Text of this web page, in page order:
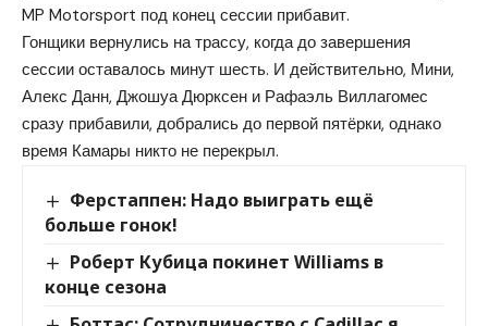
MP Motorsport под конец сессии прибавит.
Гонщики вернулись на трассу, когда до завершения
сессии оставалось минут шесть. И действительно, Мини,
Алекс Данн, Джошуа Дюрксен и Рафаэль Виллагомес
сразу прибавили, добрались до первой пятёрки, однако
время Камары никто не перекрыл.
Ферстаппен: Надо выиграть ещё
больше гонок!
Роберт Кубица покинет Williams в
конце сезона